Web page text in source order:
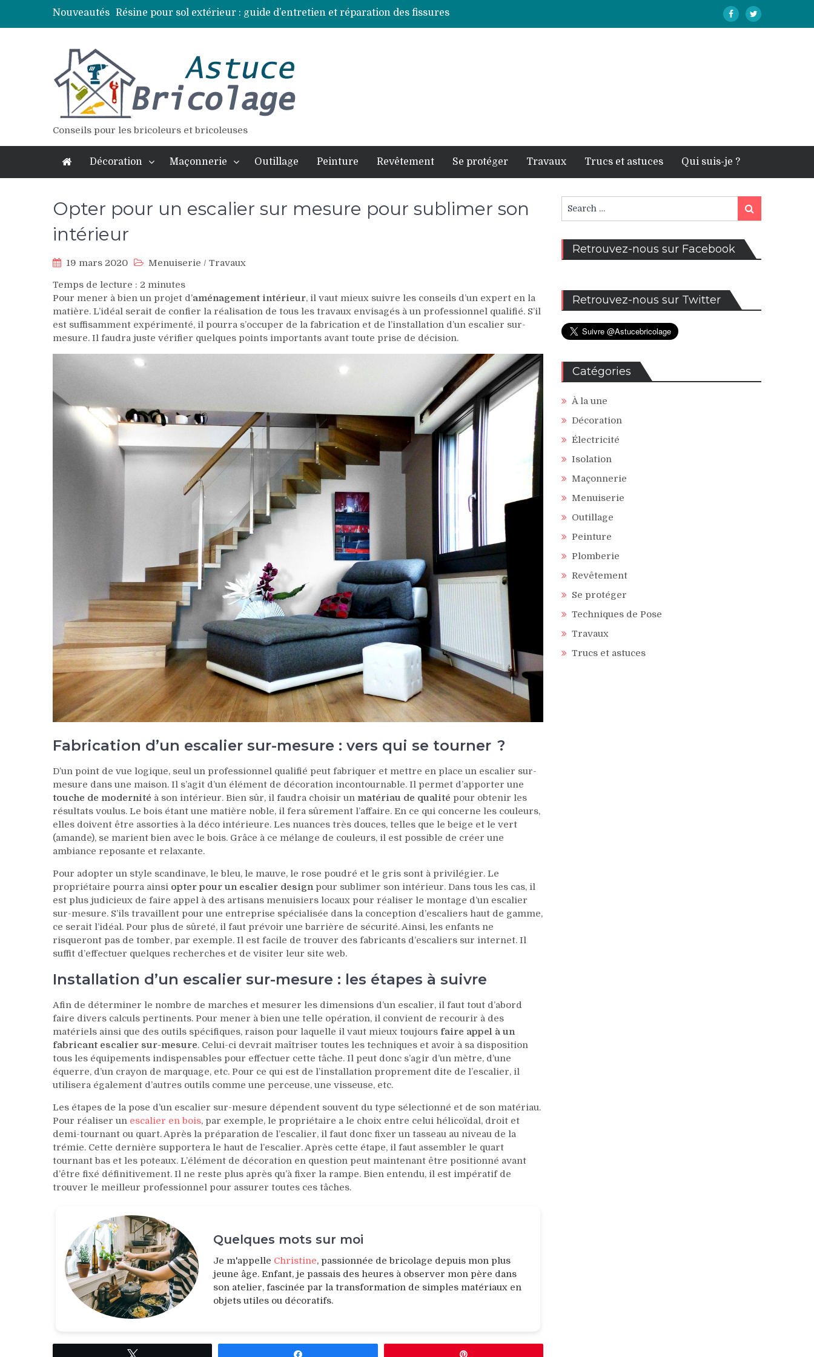
Nouveautés Lames de terrasse : top des essences de bois les plus résistantes
Pose d’une dalle béton : 7 erreurs à éviter pour un résultat durable
Élagage : calendrier et techniques selon chaque espèce d’arbre
Conseils pour les bricoleurs et bricoleuses
Décoration Maçonnerie Outillage Peinture Revêtement Se protéger Travaux Trucs et astuces Qui suis-je ?
Opter pour un escalier sur mesure pour sublimer son
intérieur
19 mars 2020 Menuiserie / Travaux
Temps de lecture : 2 minutes
Pour mener à bien un projet d’aménagement intérieur, il vaut mieux suivre les conseils d’un expert en la
matière. L’idéal serait de confier la réalisation de tous les travaux envisagés à un professionnel qualifié. S’il
est suffisamment expérimenté, il pourra s’occuper de la fabrication et de l’installation d’un escalier sur-
mesure. Il faudra juste vérifier quelques points importants avant toute prise de décision.
Fabrication d’un escalier sur-mesure : vers qui se tourner ?
D’un point de vue logique, seul un professionnel qualifié peut fabriquer et mettre en place un escalier sur-
mesure dans une maison. Il s’agit d’un élément de décoration incontournable. Il permet d’apporter une
touche de modernité à son intérieur. Bien sûr, il faudra choisir un matériau de qualité pour obtenir les
résultats voulus. Le bois étant une matière noble, il fera sûrement l’affaire. En ce qui concerne les couleurs,
elles doivent être assorties à la déco intérieure. Les nuances très douces, telles que le beige et le vert
(amande), se marient bien avec le bois. Grâce à ce mélange de couleurs, il est possible de créer une
ambiance reposante et relaxante.
Pour adopter un style scandinave, le bleu, le mauve, le rose poudré et le gris sont à privilégier. Le
propriétaire pourra ainsi opter pour un escalier designpour sublimer son intérieur. Dans tous les cas, il
est plus judicieux de faire appel à des artisans menuisiers locaux pour réaliser le montage d’un escalier
sur-mesure. S’ils travaillent pour une entreprise spécialisée dans la conception d’escaliers haut de gamme,
ce serait l’idéal. Pour plus de sûreté, il faut prévoir une barrière de sécurité. Ainsi, les enfants ne
risqueront pas de tomber, par exemple. Il est facile de trouver des fabricants d’escaliers sur internet. Il
suffit d’effectuer quelques recherches et de visiter leur site web.
Installation d’un escalier sur-mesure : les étapes à suivre
Afin de déterminer le nombre de marches et mesurer les dimensions d’un escalier, il faut tout d’abord
faire divers calculs pertinents. Pour mener à bien une telle opération, il convient de recourir à des
matériels ainsi que des outils spécifiques, raison pour laquelle il vaut mieux toujours faire appel à un
fabricant escalier sur-mesure. Celui-ci devrait maîtriser toutes les techniques et avoir à sa disposition
tous les équipements indispensables pour effectuer cette tâche. Il peut donc s’agir d’un mètre, d’une
équerre, d’un crayon de marquage, etc. Pour ce qui est de l’installation proprement dite de l’escalier, il
utilisera également d’autres outils comme une perceuse, une visseuse, etc.
Les étapes de la pose d’un escalier sur-mesure dépendent souvent du type sélectionné et de son matériau.
Pour réaliser un escalier en bois, par exemple, le propriétaire a le choix entre celui hélicoïdal, droit et
demi-tournant ou quart. Après la préparation de l’escalier, il faut donc fixer un tasseau au niveau de la
trémie. Cette dernière supportera le haut de l’escalier. Après cette étape, il faut assembler le quart
tournant bas et les poteaux. L’élément de décoration en question peut maintenant être positionné avant
d’être fixé définitivement. Il ne reste plus après qu’à fixer la rampe. Bien entendu, il est impératif de
trouver le meilleur professionnel pour assurer toutes ces tâches.
Quelques mots sur moi
Je m'appelle Christine, passionnée de bricolage depuis mon plus
jeune âge. Enfant, je passais des heures à observer mon père dans
son atelier, fascinée par la transformation de simples matériaux en
objets utiles ou décoratifs.
for:
Search
Retrouvez-nous sur Facebook
Retrouvez-nous sur Twitter
Catégories
À la une
Décoration
Électricité
Isolation
Maçonnerie
Menuiserie
Outillage
Peinture
Plomberie
Revêtement
Se protéger
Techniques de Pose
Travaux
Trucs et astuces